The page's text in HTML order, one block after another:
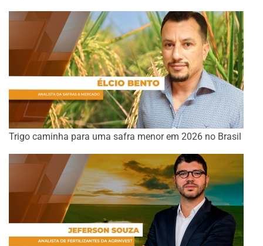
Trigo caminha para uma safra menor em 2026 no Brasil